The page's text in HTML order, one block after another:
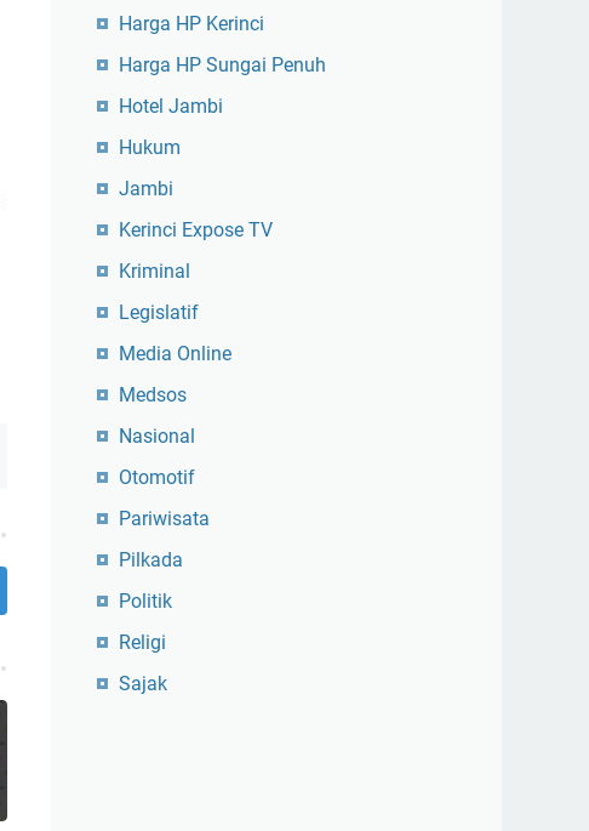
Harga HP Kerinci
Harga HP Sungai Penuh
Hotel Jambi
Hukum
Jambi
Kerinci Expose TV
Kriminal
Legislatif
Media Online
Medsos
Nasional
Otomotif
Pariwisata
Pilkada
Politik
Religi
Sajak